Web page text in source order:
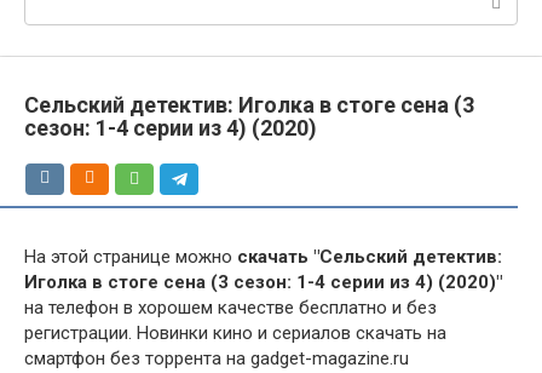
Сельский детектив: Иголка в стоге сена (3
сезон: 1-4 серии из 4) (2020)
На этой странице можно скачать "Сельский детектив:
Иголка в стоге сена (3 сезон: 1-4 серии из 4) (2020)"
на телефон в хорошем качестве бесплатно и без
регистрации. Новинки кино и сериалов скачать на
смартфон без торрента на gadget-magazine.ru